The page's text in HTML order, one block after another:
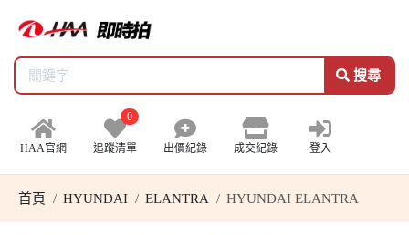
搜尋
HAA官網
0
追蹤清單 出價紀錄 成交紀錄 登入
首頁 HYUNDAI ELANTRA HYUNDAI ELANTRA